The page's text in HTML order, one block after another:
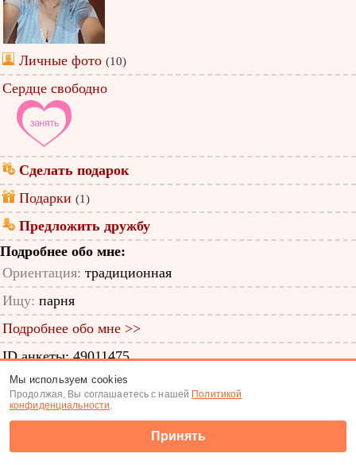
Личные фото (10)
Сердце свободно
Сделать подарок
Подарки (1)
Предложить дружбу
Подробнее обо мне:
Ориентация: традиционная
Ищу: парня
Подробнее обо мне >>
ID анкеты: 49011475
Знакомства|Поиск анкет
(c) Tabor.ru 2026
Мы используем cookies
Продолжая, Вы соглашаетесь с нашей Политикой
конфиденциальности.
Принять